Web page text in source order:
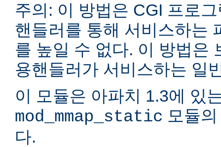
주의: 이 방법은 CGI 프로
핸들러를 통해 서비스하는
를 높일 수 없다. 이 방법은
용핸들러가 서비스하는 일
이 모듈은 아파치 1.3에 있
mod_mmap_static 모듈
다.